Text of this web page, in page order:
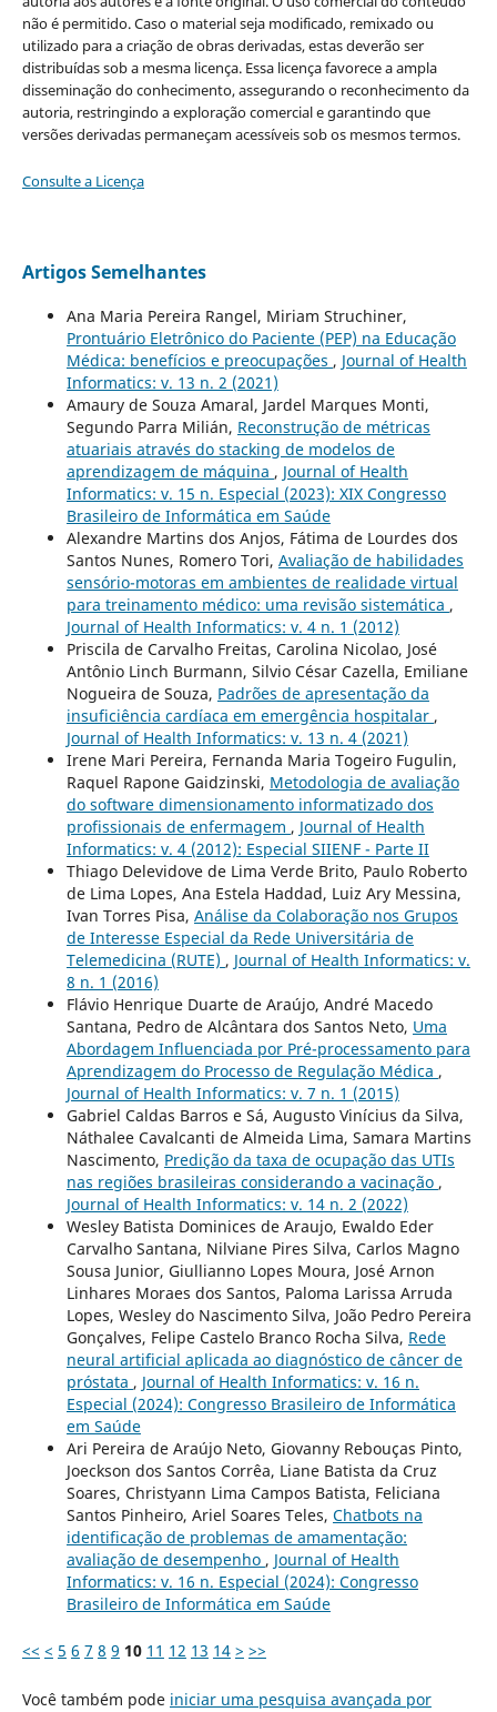
não é permitido. Caso o material seja modificado, remixado ou
utilizado para a criação de obras derivadas, estas deverão ser
distribuídas sob a mesma licença. Essa licença favorece a ampla
disseminação do conhecimento, assegurando o reconhecimento da
autoria, restringindo a exploração comercial e garantindo que
versões derivadas permaneçam acessíveis sob os mesmos termos.
Consulte a Licença
Artigos Semelhantes
Ana Maria Pereira Rangel, Miriam Struchiner,
Prontuário Eletrônico do Paciente (PEP) na Educação
Médica: benefícios e preocupações , Journal of Health
Informatics: v. 13 n. 2 (2021)
Amaury de Souza Amaral, Jardel Marques Monti,
Segundo Parra Milián, Reconstrução de métricas
atuariais através do stacking de modelos de
aprendizagem de máquina , Journal of Health
Informatics: v. 15 n. Especial (2023): XIX Congresso
Brasileiro de Informática em Saúde
Alexandre Martins dos Anjos, Fátima de Lourdes dos
Santos Nunes, Romero Tori, Avaliação de habilidades
sensório-motoras em ambientes de realidade virtual
para treinamento médico: uma revisão sistemática ,
Journal of Health Informatics: v. 4 n. 1 (2012)
Priscila de Carvalho Freitas, Carolina Nicolao, José
Antônio Linch Burmann, Silvio César Cazella, Emiliane
Nogueira de Souza, Padrões de apresentação da
insuficiência cardíaca em emergência hospitalar ,
Journal of Health Informatics: v. 13 n. 4 (2021)
Irene Mari Pereira, Fernanda Maria Togeiro Fugulin,
Raquel Rapone Gaidzinski, Metodologia de avaliação
do software dimensionamento informatizado dos
profissionais de enfermagem , Journal of Health
Informatics: v. 4 (2012): Especial SIIENF - Parte II
Thiago Delevidove de Lima Verde Brito, Paulo Roberto
de Lima Lopes, Ana Estela Haddad, Luiz Ary Messina,
Ivan Torres Pisa, Análise da Colaboração nos Grupos
de Interesse Especial da Rede Universitária de
Telemedicina (RUTE) , Journal of Health Informatics: v.
8 n. 1 (2016)
Flávio Henrique Duarte de Araújo, André Macedo
Santana, Pedro de Alcântara dos Santos Neto, Uma
Abordagem Influenciada por Pré-processamento para
Aprendizagem do Processo de Regulação Médica ,
Journal of Health Informatics: v. 7 n. 1 (2015)
Gabriel Caldas Barros e Sá, Augusto Vinícius da Silva,
Náthalee Cavalcanti de Almeida Lima, Samara Martins
Nascimento, Predição da taxa de ocupação das UTIs
nas regiões brasileiras considerando a vacinação ,
Journal of Health Informatics: v. 14 n. 2 (2022)
Wesley Batista Dominices de Araujo, Ewaldo Eder
Carvalho Santana, Nilviane Pires Silva, Carlos Magno
Sousa Junior, Giullianno Lopes Moura, José Arnon
Linhares Moraes dos Santos, Paloma Larissa Arruda
Lopes, Wesley do Nascimento Silva, João Pedro Pereira
Gonçalves, Felipe Castelo Branco Rocha Silva, Rede
neural artificial aplicada ao diagnóstico de câncer de
próstata , Journal of Health Informatics: v. 16 n.
Especial (2024): Congresso Brasileiro de Informática
em Saúde
Ari Pereira de Araújo Neto, Giovanny Rebouças Pinto,
Joeckson dos Santos Corrêa, Liane Batista da Cruz
Soares, Christyann Lima Campos Batista, Feliciana
Santos Pinheiro, Ariel Soares Teles, Chatbots na
identificação de problemas de amamentação:
avaliação de desempenho , Journal of Health
Informatics: v. 16 n. Especial (2024): Congresso
Brasileiro de Informática em Saúde
<< < 5 6 7 8 9 10 11 12 13 14 > >>
Você também pode iniciar uma pesquisa avançada por